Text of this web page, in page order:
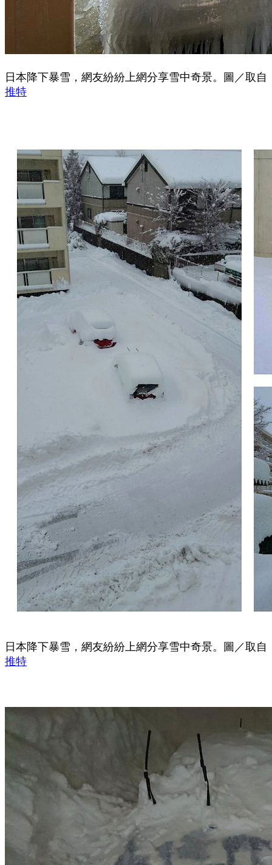
日本降下暴雪，網友紛紛上網分享雪中奇景。圖／取自
推特
日本降下暴雪，網友紛紛上網分享雪中奇景。圖／取自
推特